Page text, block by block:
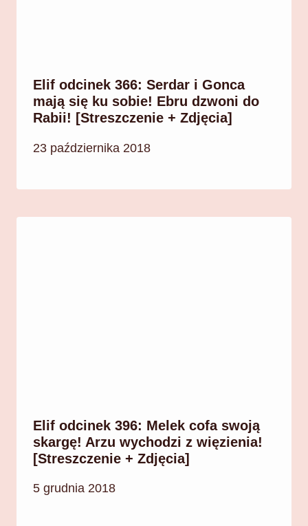
Elif odcinek 366: Serdar i Gonca
mają się ku sobie! Ebru dzwoni do
Rabii! [Streszczenie + Zdjęcia]
23 października 2018
Elif odcinek 396: Melek cofa swoją
skargę! Arzu wychodzi z więzienia!
[Streszczenie + Zdjęcia]
5 grudnia 2018